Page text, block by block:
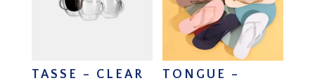
TASSE – CLEAR
TONGUE –